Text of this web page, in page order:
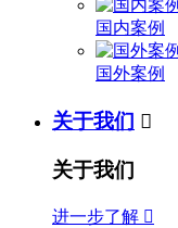
国内案例
国外案例
关于我们 
关于我们
进一步了解 